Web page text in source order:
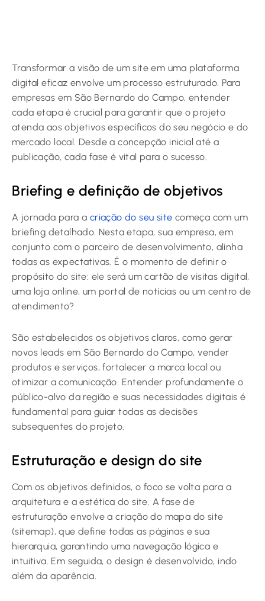
Transformar a visão de um site em uma plataforma
digital eficaz envolve um processo estruturado. Para
empresas em São Bernardo do Campo, entender
cada etapa é crucial para garantir que o projeto
atenda aos objetivos específicos do seu negócio e do
mercado local. Desde a concepção inicial até a
publicação, cada fase é vital para o sucesso.
Briefing e definição de objetivos
A jornada para a criação do seu site começa com um
briefing detalhado. Nesta etapa, sua empresa, em
conjunto com o parceiro de desenvolvimento, alinha
todas as expectativas. É o momento de definir o
propósito do site: ele será um cartão de visitas digital,
uma loja online, um portal de notícias ou um centro de
atendimento?
São estabelecidos os objetivos claros, como gerar
novos leads em São Bernardo do Campo, vender
produtos e serviços, fortalecer a marca local ou
otimizar a comunicação. Entender profundamente o
público-alvo da região e suas necessidades digitais é
fundamental para guiar todas as decisões
subsequentes do projeto.
Estruturação e design do site
Com os objetivos definidos, o foco se volta para a
arquitetura e a estética do site. A fase de
estruturação envolve a criação do mapa do site
(sitemap), que define todas as páginas e sua
hierarquia, garantindo uma navegação lógica e
intuitiva. Em seguida, o design é desenvolvido, indo
além da aparência.